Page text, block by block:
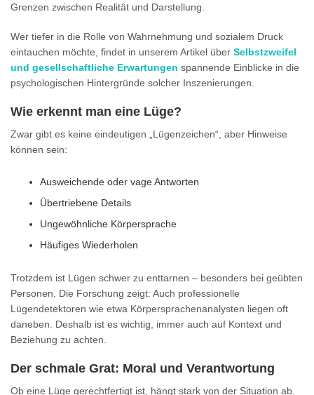
Grenzen zwischen Realität und Darstellung.
Wer tiefer in die Rolle von Wahrnehmung und sozialem Druck
eintauchen möchte, findet in unserem Artikel über Selbstzweifel
und gesellschaftliche Erwartungen spannende Einblicke in die
psychologischen Hintergründe solcher Inszenierungen.
Wie erkennt man eine Lüge?
Zwar gibt es keine eindeutigen „Lügenzeichen“, aber Hinweise
können sein:
Ausweichende oder vage Antworten
Übertriebene Details
Ungewöhnliche Körpersprache
Häufiges Wiederholen
Trotzdem ist Lügen schwer zu enttarnen – besonders bei geübten
Personen. Die Forschung zeigt: Auch professionelle
Lügendetektoren wie etwa Körpersprachenanalysten liegen oft
daneben. Deshalb ist es wichtig, immer auch auf Kontext und
Beziehung zu achten.
Der schmale Grat: Moral und Verantwortung
Ob eine Lüge gerechtfertigt ist, hängt stark von der Situation ab.